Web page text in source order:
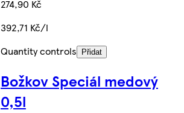
274,90 Kč
392,71 Kč/l
Quantity controls
Přidat
Božkov Speciál medový
0,5l